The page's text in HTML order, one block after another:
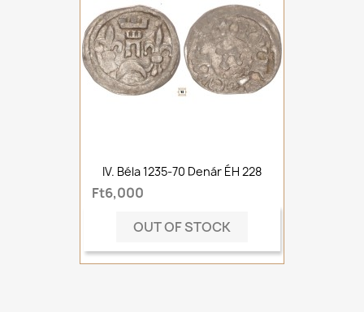
IV. Béla 1235-70 Denár ÉH 228
Ft6,000
OUT OF STOCK